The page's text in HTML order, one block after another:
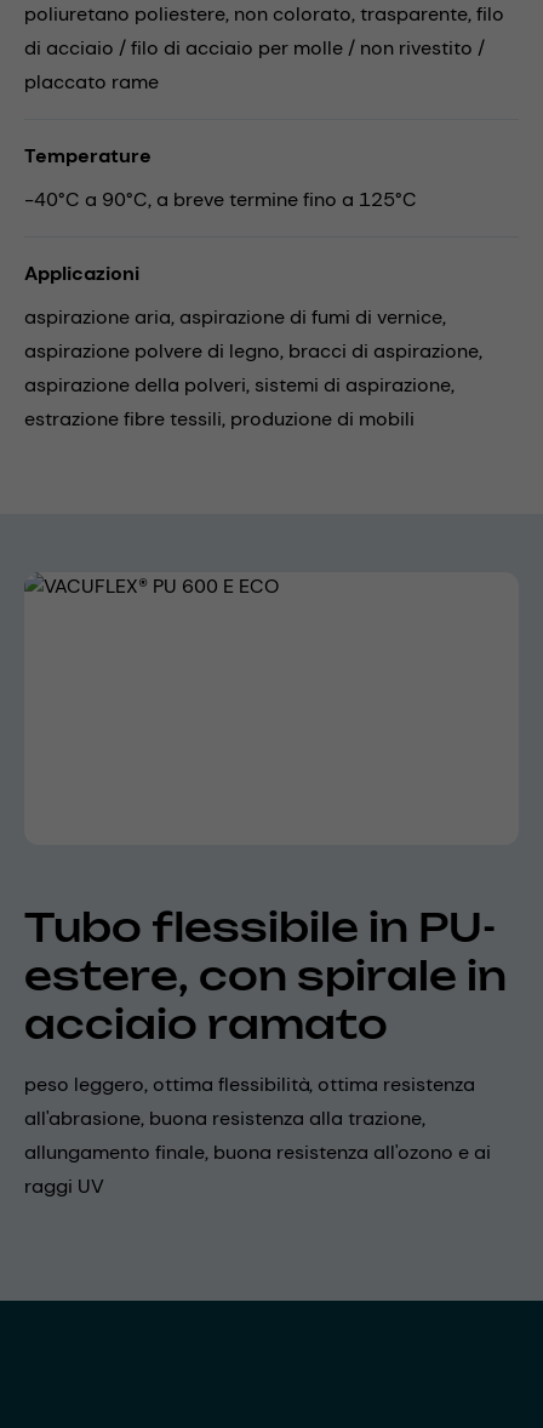
poliuretano poliestere, non colorato, trasparente, filo
di acciaio / filo di acciaio per molle / non rivestito /
placcato rame
Temperature
-40°C a 90°C, a breve termine fino a 125°C
Applicazioni
aspirazione aria, aspirazione di fumi di vernice,
aspirazione polvere di legno, bracci di aspirazione,
aspirazione della polveri, sistemi di aspirazione,
estrazione fibre tessili, produzione di mobili
Skip image gallery
Tubo flessibile in PU-
estere, con spirale in
acciaio ramato
peso leggero, ottima flessibilità, ottima resistenza
all'abrasione, buona resistenza alla trazione,
allungamento finale, buona resistenza all'ozono e ai
raggi UV